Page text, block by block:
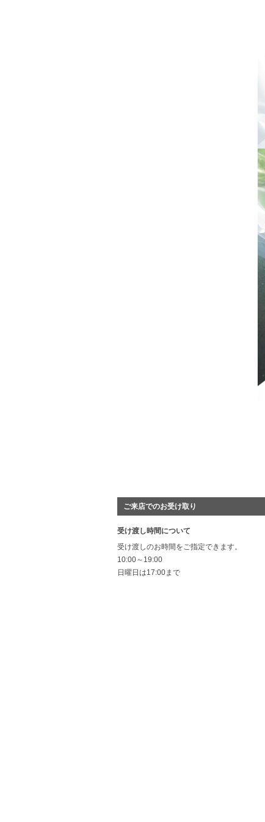
ご来店でのお受け取り
受け渡し時間について
受け渡しのお時間をご指定できます。
10:00～19:00
日曜日は17:00まで